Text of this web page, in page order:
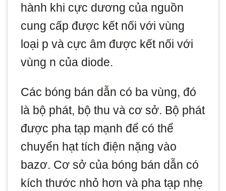
hành khi cực dương của nguồn
cung cấp được kết nối với vùng
loại p và cực âm được kết nối với
vùng n của diode.
Các bóng bán dẫn có ba vùng, đó
là bộ phát, bộ thu và cơ sở. Bộ phát
được pha tạp mạnh để có thể
chuyển hạt tích điện nặng vào
bazơ. Cơ sở của bóng bán dẫn có
kích thước nhỏ hơn và pha tạp nhẹ